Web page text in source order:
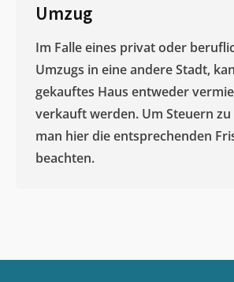
Umzug
Im Falle eines privat oder
Umzugs in eine andere Stadt,
gekauftes Haus entweder
verkauft werden. Um Steuern
man hier die entsprechenden
beachten.